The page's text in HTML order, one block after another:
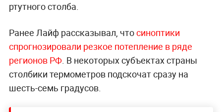
ртутного столба.
Ранее Лайф рассказывал, чтосиноптики
спрогнозировали резкое потепление в ряде
регионов РФ. В некоторых субъектах страны
столбики термометров подскочат сразу на
шесть-семь градусов.